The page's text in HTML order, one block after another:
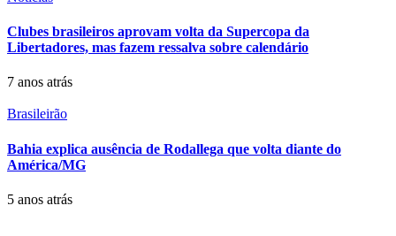
Clubes brasileiros aprovam volta da Supercopa da
Libertadores, mas fazem ressalva sobre calendário
7 anos atrás
Brasileirão
Bahia explica ausência de Rodallega que volta diante do
América/MG
5 anos atrás